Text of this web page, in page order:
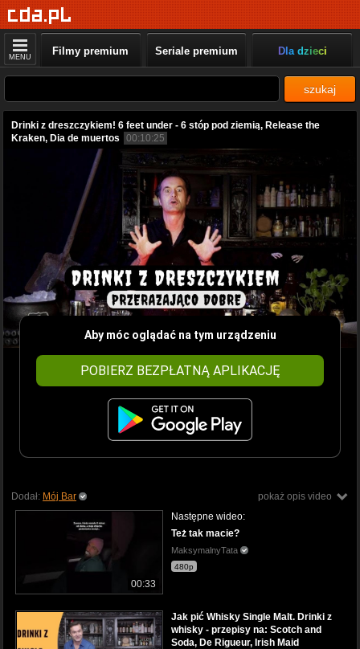
MENU Filmy premium Seriale premium Dla dzieci
szukaj
Drinki z dreszczykiem! 6 feet under - 6 stóp pod ziemią, Release the
Kraken, Dia de muertos
00:10:25
Aby móc oglądać na tym urządzeniu
POBIERZ BEZPŁATNĄ APLIKACJĘ
pokaż opis video
Dodał: Mój Bar
00:33
Następne wideo:
Też tak macie?
MaksymalnyTata
480p
Jak pić Whisky Single Malt. Drinki z
whisky - przepisy na: Scotch and
Soda, De Rigueur, Irish Maid